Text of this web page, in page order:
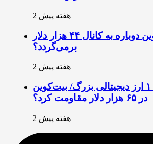
2 هفته پیش
آیا بیت‌کوین دوباره به کانال ۴۴ هزار دلار
برمی‌گردد؟
2 هفته پیش
تغییرات قیمتی ۱۰ ارز دیجیتالی بزرگ/ بیت‌کوین
در ۶۵ هزار دلار مقاومت کرد؟
2 هفته پیش